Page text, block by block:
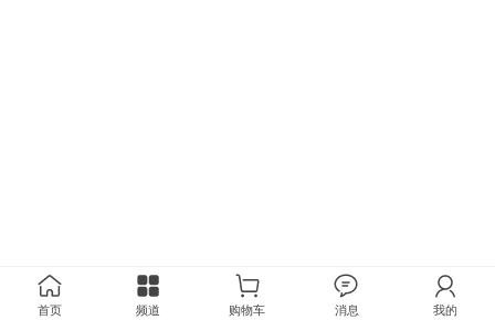
首页 频道 购物车 消息 我的